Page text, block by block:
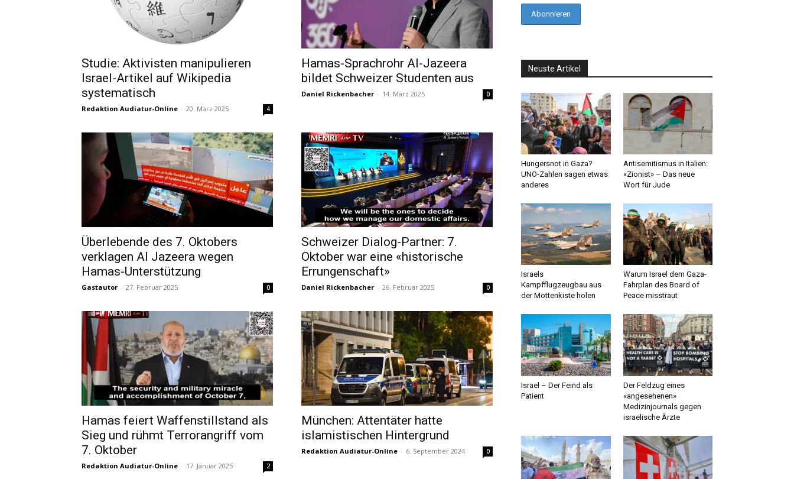
Studie: Aktivisten manipulieren
Israel-Artikel auf Wikipedia
systematisch
Redaktion Audiatur-Online - 20. März 2025 4
Hamas-Sprachrohr Al-Jazeera
bildet Schweizer Studenten aus
Daniel Rickenbacher - 14. März 2025 0
Überlebende des 7. Oktobers
verklagen Al Jazeera wegen
Hamas-Unterstützung
Gastautor - 27. Februar 2025 0
Schweizer Dialog-Partner: 7.
Oktober war eine «historische
Errungenschaft»
Daniel Rickenbacher - 26. Februar 2025 0
Hamas feiert Waffenstillstand als
Sieg und rühmt Terrorangriff vom
7. Oktober
Redaktion Audiatur-Online - 17. Januar 2025 2
München: Attentäter hatte
islamistischen Hintergrund
Redaktion Audiatur-Online - 6. September 2024 0
Neuste Artikel
Hungersnot in Gaza?
UNO-Zahlen sagen etwas
anderes
Antisemitismus in Italien:
«Zionist» – Das neue
Wort für Jude
Israels
Kampfflugzeugbau aus
der Mottenkiste holen
Warum Israel dem Gaza-
Fahrplan des Board of
Peace misstraut
Israel – Der Feind als
Patient
Der Feldzug eines
«angesehenen»
Medizinjournals gegen
israelische Ärzte